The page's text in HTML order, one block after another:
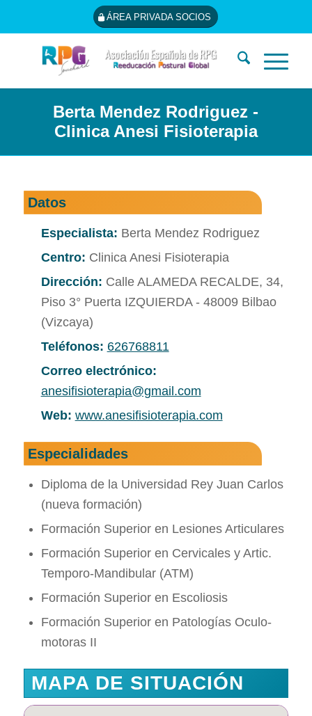
ÁREA PRIVADA SOCIOS
Berta Mendez Rodriguez -
Clinica Anesi Fisioterapia
Datos
Especialista: Berta Mendez Rodriguez
Centro: Clinica Anesi Fisioterapia
Dirección: Calle ALAMEDA RECALDE, 34,
Piso 3° Puerta IZQUIERDA - 48009 Bilbao
(Vizcaya)
Teléfonos: 626768811
Correo electrónico:
anesifisioterapia@gmail.com
Web: www.anesifisioterapia.com
Especialidades
Diploma de la Universidad Rey Juan Carlos
(nueva formación)
Formación Superior en Lesiones Articulares
Formación Superior en Cervicales y Artic.
Temporo-Mandibular (ATM)
Formación Superior en Escoliosis
Formación Superior en Patologías Oculo-
motoras II
MAPA DE SITUACIÓN